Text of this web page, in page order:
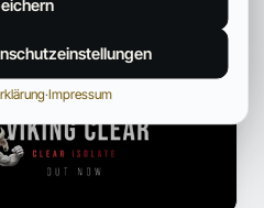
·Impressum